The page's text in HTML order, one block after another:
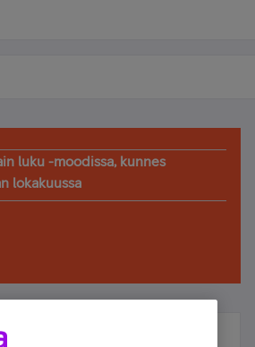
luku -moodissa, kunnes
lokakuussa